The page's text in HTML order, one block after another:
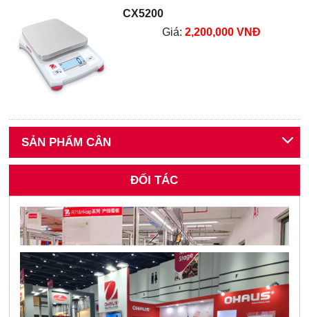
CX5200
Giá: 2,200,000 VNĐ
SẢN PHẨM CÂN
ĐỐI TÁC